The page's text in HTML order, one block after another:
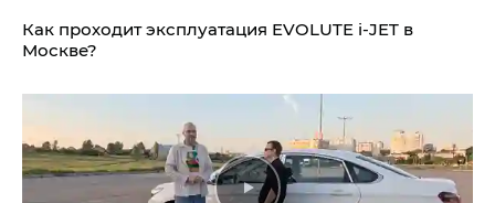
Как проходит эксплуатация EVOLUTE i‑JET в
Москве?